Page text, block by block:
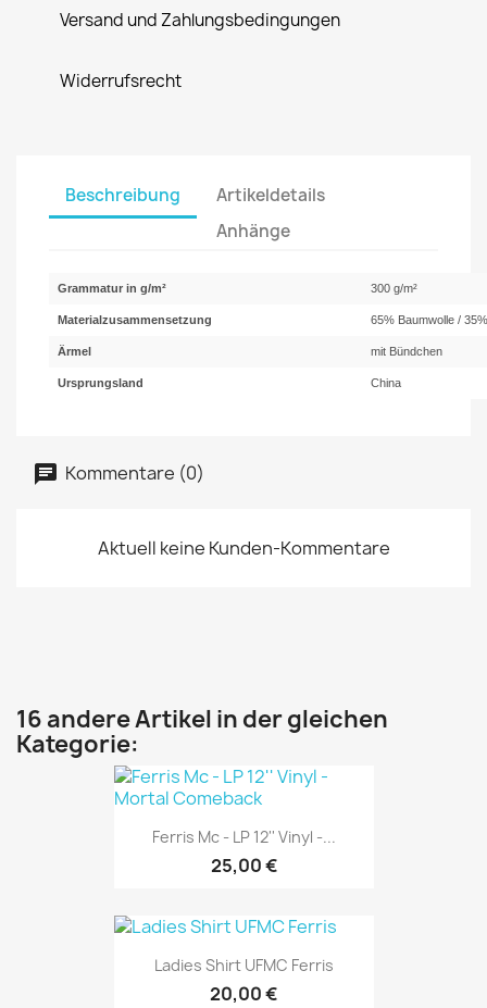
Versand und Zahlungsbedingungen
Widerrufsrecht
Beschreibung
Artikeldetails
Anhänge
Grammatur in g/m² 300 g/m²
Materialzusammensetzung 65% Baumwolle /
Ärmel mit Bündchen
Ursprungsland China
Kommentare (0)
Aktuell keine Kunden-Kommentare
16 andere Artikel in der gleichen
Kategorie:
Ferris Mc - LP 12'' Vinyl -...
25,00 €
Ladies Shirt UFMC Ferris
20,00 €